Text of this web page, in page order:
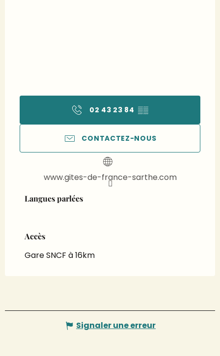
02 43 23 84▒▒
CONTACTEZ-NOUS
www.gites-de-france-sarthe.com
Langues parlées
Langues parlées
Accès
Accès
Gare SNCF à 16km
Signaler une erreur